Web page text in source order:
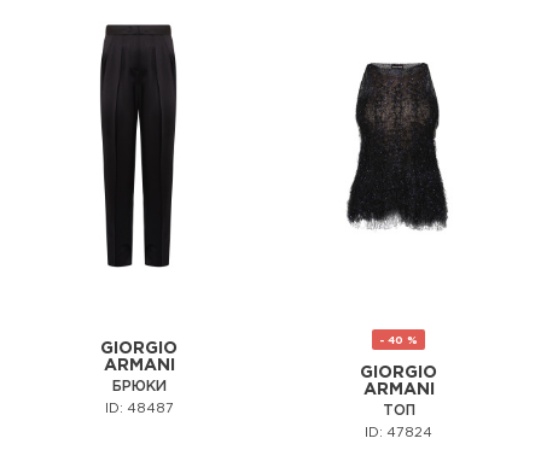
GIORGIO
ARMANI
БРЮКИ
ID: 48487
- 40 %
GIORGIO
ARMANI
ТОП
ID: 47824